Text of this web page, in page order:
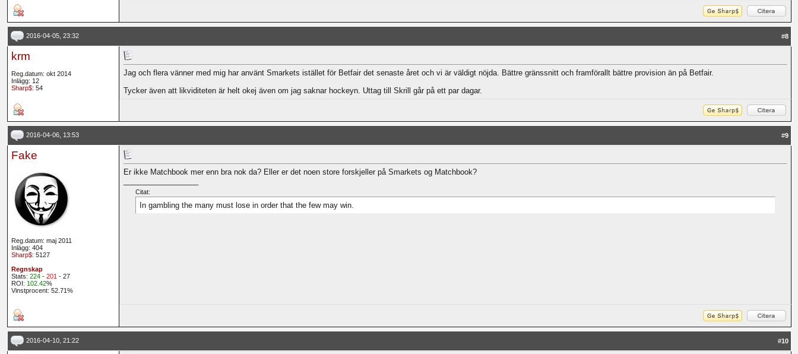
2016-04-05, 23:32 #8
krm
Reg.datum: okt 2014
Inlägg: 12
Sharp$: 54
Jag och flera vänner med mig har använt Smarkets istället för Betfair det senaste året och vi är väldigt nöjda. Bättre gränssnitt och framförallt bättre provision än på Betfair.
Tycker även att likviditeten är helt okej även om jag saknar hockeyn. Uttag till Skrill går på ett par dagar.
2016-04-06, 13:53 #9
Fake
Reg.datum: maj 2011
Inlägg: 404
Sharp$: 5127
Regnskap
Stats: 224- 201 - 27
ROI: 102.42%
Vinstprocent: 52.71%
Er ikke Matchbook mer enn bra nok da? Eller er det noen store forskjeller på Smarkets og Matchbook?
Citat:
In gambling the many must lose in order that the few may win.
2016-04-10, 21:22 #10